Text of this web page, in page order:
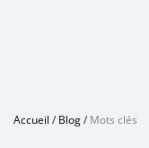
Accueil /Blog/Mots clés